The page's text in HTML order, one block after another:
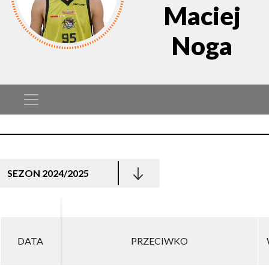
Maciej
Noga
SEZON 2024/2025
DATA PRZECIWKO
DATA PRZECIWKO